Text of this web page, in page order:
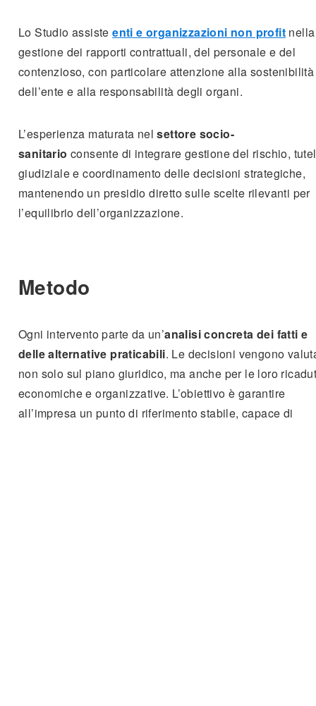
Lo Studio assisteenti e organizzazioni non profitnella
gestione dei rapporti contrattuali, del personale e del
contenzioso, con particolare attenzione alla sostenibilità
dell’ente e alla responsabilità degli organi.
L’esperienza maturata nelsettore socio-
sanitario consente di integrare gestione del rischio,
giudiziale e coordinamento delle decisioni strategiche,
mantenendo un presidio diretto sulle scelte rilevanti per
l’equilibrio dell’organizzazione.
Metodo
Ogni intervento parte da un’analisi concreta dei fatti e
delle alternative praticabili. Le decisioni vengono
non solo sul piano giuridico, ma anche per le loro
economiche e organizzative. L’obiettivo è garantire
all’impresa un punto di riferimento stabile, capace di